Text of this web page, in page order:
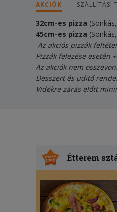
AKCIÓK SZÁLLÍTÁSI
32cm-es pizza
45cm-es pizza
Az akciós pizzák
Pizzák felezése esetén
Az akciók nem
Desszert és üdítő
Vidékre zárás előtt
Étterem